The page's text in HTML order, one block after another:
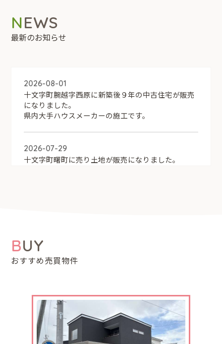
NEWS
最新のお知らせ
2026-08-01
十文字町腕越字西原に新築後９年の中古住宅が販売
になりました。
県内大手ハウスメーカーの施工です。
2026-07-29
十文字町曙町に売り土地が販売になりました。
湯沢市大清水に車庫付き中古住宅が販売になりまし
た。
2026-07-21
十文字町仁井田字宝龍土地価格改定しました。
890万円→742万円
BUY
おすすめ売買物件
NEW!!